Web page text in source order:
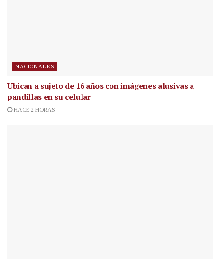
NACIONALES
Ubican a sujeto de 16 años con imágenes alusivas a
pandillas en su celular
HACE 2 HORAS